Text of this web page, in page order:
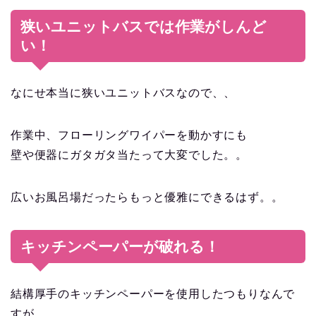
狭いユニットバスでは作業がしんど
い！
なにせ本当に狭いユニットバスなので、、
作業中、フローリングワイパーを動かすにも
壁や便器にガタガタ当たって大変でした。。
広いお風呂場だったらもっと優雅にできるはず。。
キッチンペーパーが破れる！
結構厚手のキッチンペーパーを使用したつもりなんで
すが、